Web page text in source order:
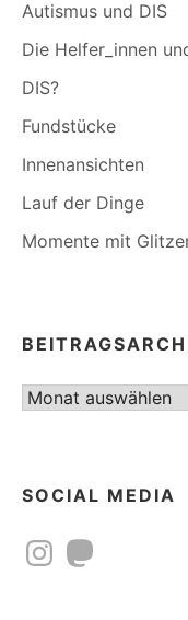
Autismus und DIS
Die Helfer_innen
DIS?
Fundstücke
Innenansichten
Lauf der Dinge
Momente mit
Beitragsarchiv
SOCIAL MEDIA
InstagramMastodon